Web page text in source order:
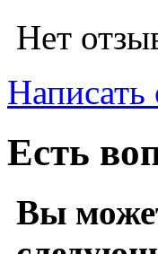
Нет
Написать
Есть
Вы